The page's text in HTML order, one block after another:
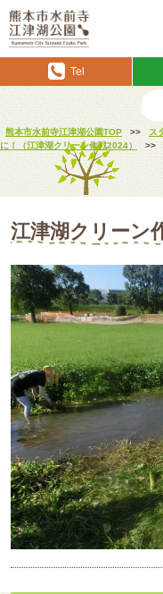
Tel
熊本市水前寺江津湖公園TOP >> ス
に！（江津湖クリーン作戦2024）
>>
江津湖クリーン